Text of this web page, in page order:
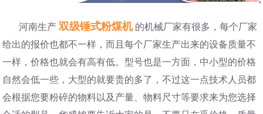
河南生产 双级锤式粉煤机 的机械厂家有很多，每个厂家
给出的报价也都不一样，而且每个厂家生产出来的设备质量不
一样，价格也就会有高有低。型号也是一方面，中小型的价格
自然会低一些，大型的就要贵的多了，不过这一点技术人员都
会根据您要粉碎的物料以及产量、物料尺寸等要求来为您选择